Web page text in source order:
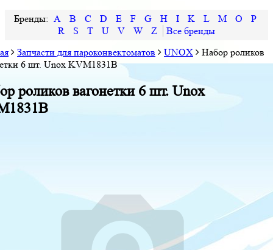
A B C D E F G H I K L M O
P
R
S T U V W
Z
Запчасти для пароконвектоматов UNOX
Набор роликов
6 шт. Unox KVM1831B
роликов вагонетки 6 шт. Unox